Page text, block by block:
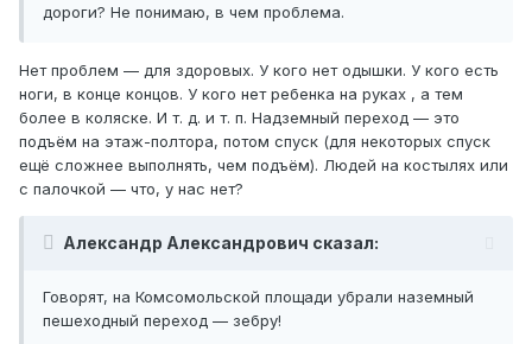
дороги? Не понимаю, в чем проблема.
Нет проблем — для здоровых. У кого нет одышки. У кого есть
ноги, в конце концов. У кого нет ребенка на руках , а тем
более в коляске. И т. д. и т. п. Надземный переход — это
подъём на этаж-полтора, потом спуск (для некоторых спуск
ещё сложнее выполнять, чем подъём). Людей на костылях или
с палочкой — что, у нас нет?
Александр Александрович сказал:
Говорят, на Комсомольской площади убрали наземный
пешеходный переход — зебру!